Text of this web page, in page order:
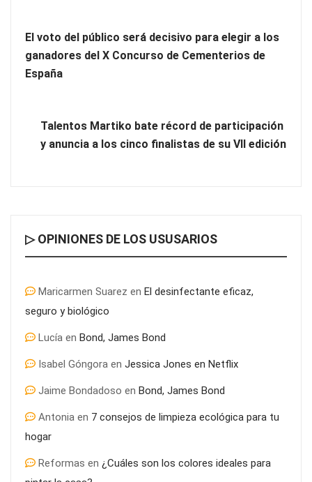
El pasado y el presente del SEO ¿Qué ha cambiado?
El voto del público será decisivo para elegir a los
ganadores del X Concurso de Cementerios de
España
Talentos Martiko bate récord de participación
y anuncia a los cinco finalistas de su VII edición
▷ OPINIONES DE LOS USUSARIOS
Maricarmen Suarez en El desinfectante eficaz,
seguro y biológico
Lucía en Bond, James Bond
Isabel Góngora en Jessica Jones en Netflix
Jaime Bondadoso en Bond, James Bond
Antonia en 7 consejos de limpieza ecológica para tu
hogar
Reformas en ¿Cuáles son los colores ideales para